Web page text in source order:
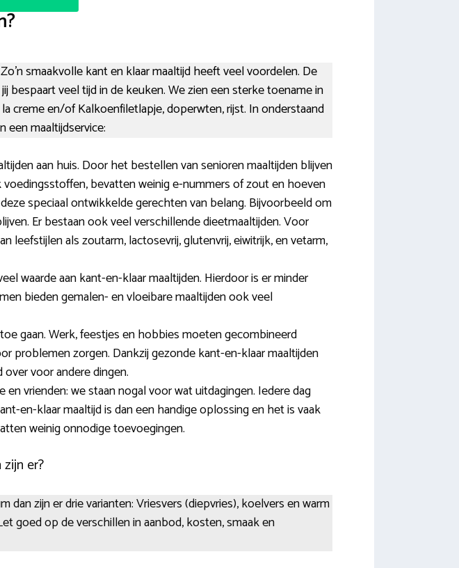
smaakvolle kant en klaar maaltijd heeft veel voordelen. De
veel tijd in de keuken. We zien een sterke toename in
creme en/of Kalkoenfiletlapje, doperwten, rijst. In onderstaand
een maaltijdservice:
aan huis. Door het bestellen van senioren maaltijden blijven
bevatten weinig e-nummers of zout en hoeven
speciaal ontwikkelde gerechten van belang. Bijvoorbeeld om
Er bestaan ook veel verschillende dieetmaaltijden. Voor
leefstijlen als zoutarm, lactosevrij, glutenvrij, eiwitrijk, en vetarm,
waarde aan kant-en-klaar maaltijden. Hierdoor is er minder
bieden gemalen- en vloeibare maaltijden ook veel
gaan. Werk, feestjes en hobbies moeten gecombineerd
problemen zorgen. Dankzij gezonde kant-en-klaar maaltijden
voor andere dingen.
vrienden: we staan nogal voor wat uitdagingen. Iedere dag
en-klaar maaltijd is dan een handige oplossing en het is vaak
weinig onnodige toevoegingen.
er?
zijn er drie varianten: Vriesvers (diepvries), koelvers en warm
goed op de verschillen in aanbod, kosten, smaak en